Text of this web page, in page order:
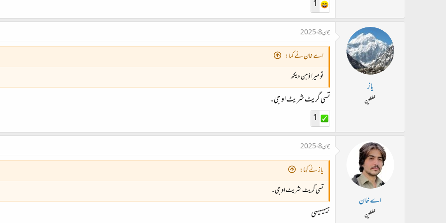
1
یاز
محفلین
جون 8، 2025
اے خان نے کہا:
تو میرا ذہن دیکھ
تسی گریٹ شریٹ او جی۔
1
اے خان
محفلین
جون 8، 2025
یاز نے کہا:
تسی گریٹ شریٹ او جی۔
ہیہیہیہی